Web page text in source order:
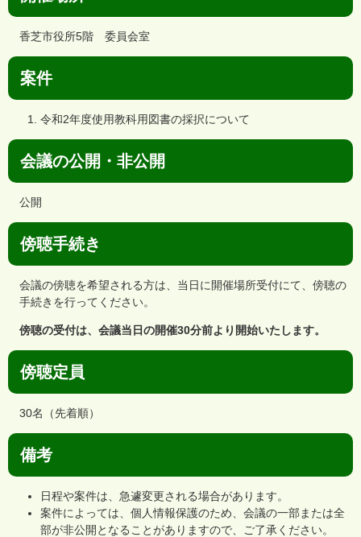
香芝市役所5階 委員会室
案件
令和2年度使用教科用図書の採択について
会議の公開・非公開
公開
傍聴手続き
会議の傍聴を希望される方は、当日に開催場所受付にて、傍聴の
手続きを行ってください。
傍聴の受付は、会議当日の開催30分前より開始いたします。
傍聴定員
30名（先着順）
備考
日程や案件は、急遽変更される場合があります。
案件によっては、個人情報保護のため、会議の一部または全
部が非公開となることがありますので、ご了承ください。